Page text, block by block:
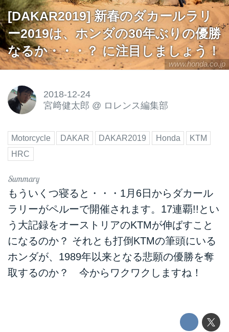
www.honda.co.jp
[DAKAR2019] 新春のダカールラリ
ー2019は、ホンダの30年ぶりの優勝
なるか・・・？ に注目しましょう！
2018-12-24
宮﨑健太郎 @ ロレンス編集部
Motorcycle DAKAR DAKAR2019 Honda
KTM
HRC
もういくつ寝ると・・・1月6日からダカール
ラリーがペルーで開催されます。17連覇!!とい
う大記録をオーストリアのKTMが伸ばすこと
になるのか？ それとも打倒KTMの筆頭にいる
ホンダが、1989年以来となる悲願の優勝を奪
取するのか？ 今からワクワクしますね！